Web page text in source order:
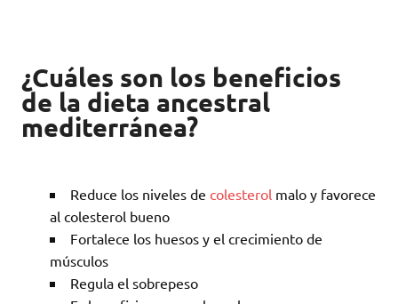
¿Cuáles son los beneficios
de la dieta ancestral
mediterránea?
Reduce los niveles de colesterol malo y favorece
al colesterol bueno
Fortalece los huesos y el crecimiento de
músculos
Regula el sobrepeso